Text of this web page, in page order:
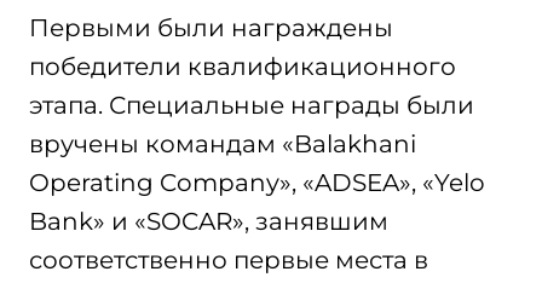
Первыми были награждены
победители квалификационного
этапа. Специальные награды были
вручены командам «Balakhani
Operating Company», «ADSEA», «Yelo
Bank» и «SOCAR», занявшим
соответственно первые места в